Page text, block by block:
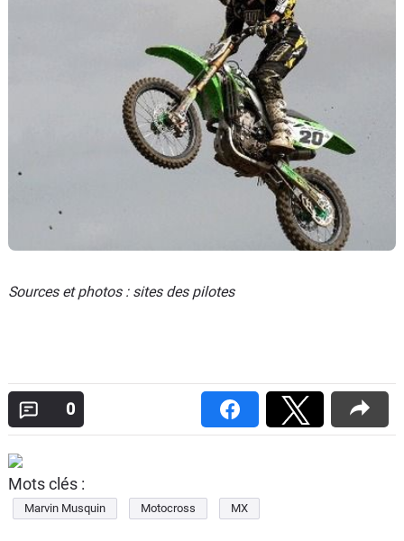
Sources et photos : sites des pilotes
0
Mots clés :
Marvin Musquin Motocross MX